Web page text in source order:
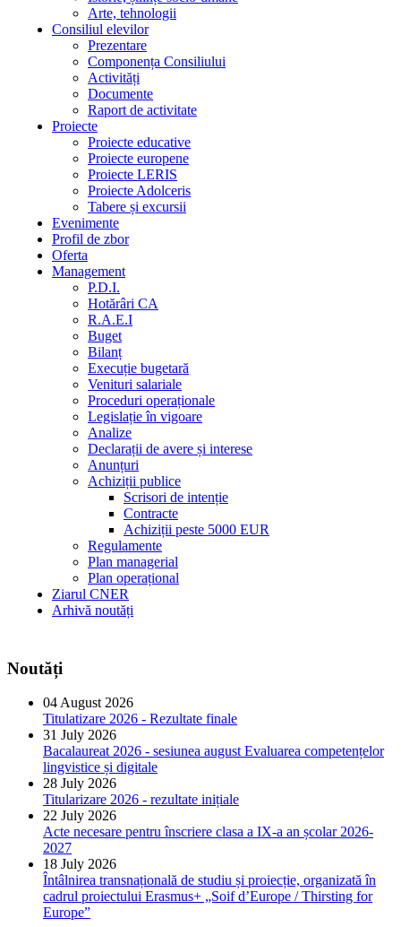
Arte, tehnologii
Consiliul elevilor
Prezentare
Componența Consiliului
Activități
Documente
Raport de activitate
Proiecte
Proiecte educative
Proiecte europene
Proiecte LERIS
Proiecte Adolceris
Tabere și excursii
Evenimente
Profil de zbor
Oferta
Management
P.D.I.
Hotărâri CA
R.A.E.I
Buget
Bilanț
Execuție bugetară
Venituri salariale
Proceduri operaționale
Legislație în vigoare
Analize
Declarații de avere și interese
Anunțuri
Achiziții publice
Scrisori de intenție
Contracte
Achiziții peste 5000 EUR
Regulamente
Plan managerial
Plan operațional
Ziarul CNER
Arhivă noutăți
Noutăți
04 August 2026
Titulatizare 2026 - Rezultate finale
31 July 2026
Bacalaureat 2026 - sesiunea august Evaluarea competențelor
lingvistice și digitale
28 July 2026
Titularizare 2026 - rezultate inițiale
22 July 2026
Acte necesare pentru înscriere clasa a IX-a an școlar 2026-
2027
18 July 2026
Întâlnirea transnațională de studiu și proiecție, organizată în
cadrul proiectului Erasmus+ „Soif d’Europe / Thirsting for
Europe”